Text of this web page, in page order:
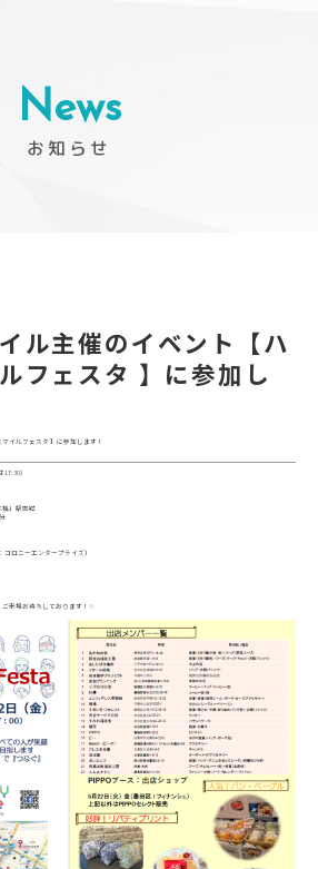
News
お知らせ
ル主催のイベント【ハ
フェスタ 】に参加し
イルフェスタ 】に参加します！
）
橋」駅直結
コロニーエンタープライズ〕
ご来場お待ちしております！✨